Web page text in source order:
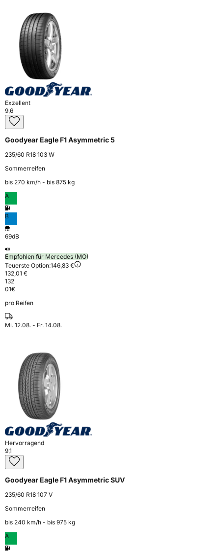
Exzellent
9,6
Goodyear Eagle F1 Asymmetric 5
235/60 R18 103 W
Sommerreifen
bis 270 km⁠/⁠h - bis 875 kg
A
B
69dB
Empfohlen für Mercedes (MO)
Teuerste Option:146,83 €
132,01 €
132
01€
pro Reifen
Mi. 12.08. - Fr. 14.08.
Hervorragend
9,1
Goodyear Eagle F1 Asymmetric SUV
235/60 R18 107 V
Sommerreifen
bis 240 km⁠/⁠h - bis 975 kg
A